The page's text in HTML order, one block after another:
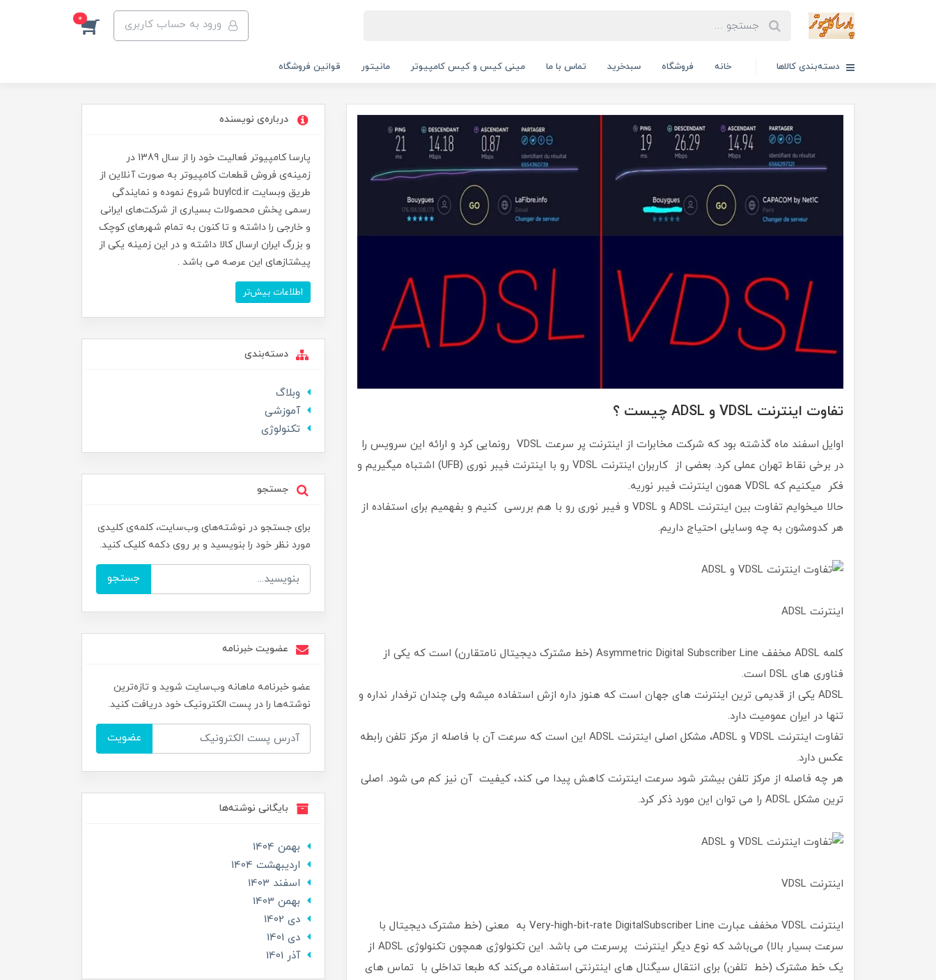
ورود به حساب کاربری 0
دسته‌بندی کالاها خانه فروشگاه سبدخرید تماس با ما مینی کیس و کیس کامپیوتر مانیتور قوانین فروشگاه
تفاوت اینترنت VDSL و ADSL چیست ؟
اوایل اسفند ماه گذشته بود که شرکت مخابرات از اینترنت پر سرعت VDSL رونمایی کرد و ارائه این سرویس را
در برخی نقاط تهران عملی کرد. بعضی از کاربران اینترنت VDSL رو با اینترنت فیبر نوری (UFB) اشتباه میگیریم و
فکر میکنیم که VDSL همون اینترنت فیبر نوریه.
حالا میخوایم تفاوت بین اینترنت ADSL و VDSL و فیبر نوری رو با هم بررسی کنیم و بفهمیم برای استفاده از
هر کدومشون به چه وسایلی احتیاج داریم.
اینترنت ADSL
کلمه ADSL مخفف Asymmetric Digital Subscriber Line (خط مشترک دیجیتال نامتقارن) است که یکی از
فناوری های DSL است.
ADSL یکی از قدیمی ترین اینترنت های جهان است که هنوز داره ازش استفاده میشه ولی چندان ترفدار نداره و
تنها در ایران عمومیت دارد.
تفاوت اینترنت VDSL و ADSL، مشکل اصلی اینترنت ADSL این است که سرعت آن با فاصله از مرکز تلفن رابطه
عکس دارد.
هر چه فاصله از مرکز تلفن بیشتر شود سرعت اینترنت کاهش پیدا می کند، کیفیت آن نیز کم می شود. اصلی
ترین مشکل ADSL را می توان این مورد ذکر کرد.
اینترنت VDSL
اینترنت VDSL مخفف عبارت Very-high-bit-rate DigitalSubscriber Line به معنی (خط‌ مشترک دیجیتال با
سرعت بسیار بالا) می‌باشد که نوع دیگر اینترنت پرسرعت می باشد. این تکنولوژی همچون تکنولوژی ADSL از
یک خط مشترک (خط تلفن) برای انتقال سیگنال های اینترنتی استفاده می‌کند که طبعا تداخلی با تماس های
درباره‌ی نویسنده
پارسا کامپیوتر فعالیت خود را از سال 1389 در
زمینه‌ی فروش قطعات کامپیوتر به صورت آنلاین از
طریق وبسایت buylcd.ir شروع نموده و نمایندگی
رسمی پخش محصولات بسیاری از شرکت‌های ایرانی
و خارجی را داشته و تا کنون به تمام شهرهای کوچک
و بزرگ ایران ارسال کالا داشته و در این زمینه یکی از
پیشتازهای این عرصه می باشد .
اطلاعات بیش‌تر
دسته‌بندی
وبلاگ
آموزشی
تکنولوژی
جستجو
برای جستجو در نوشته‌های وب‌سایت، کلمه‌ی کلیدی
مورد نظر خود را بنویسید و بر روی دکمه کلیک کنید.
جستجو
عضویت خبرنامه
عضو خبرنامه ماهانه وب‌سایت شوید و تازه‌ترین
نوشته‌ها را در پست الکترونیک خود دریافت کنید.
عضویت
بایگانی نوشته‌ها
بهمن 1404
ارديبهشت 1404
اسفند 1403
بهمن 1403
دی 1402
دی 1401
آذر 1401